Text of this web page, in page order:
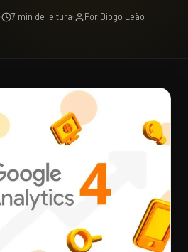
7 min de leitura Por Diogo Leão